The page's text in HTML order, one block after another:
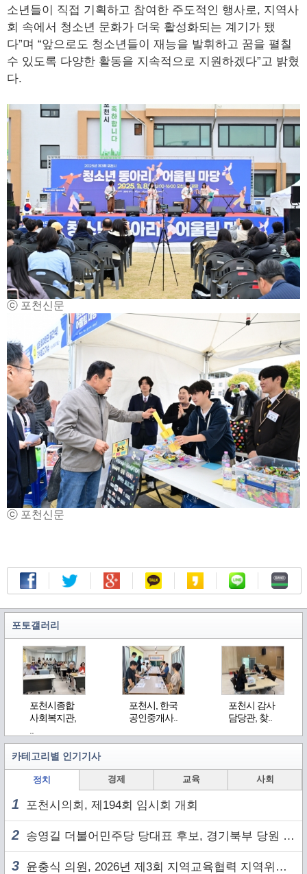
소년들이 직접 기획하고 참여한 주도적인 행사로, 지역사
회 속에서 청소년 문화가 더욱 활성화되는 계기가 됐
다”며 “앞으로도 청소년들이 재능을 발휘하고 꿈을 펼칠
수 있도록 다양한 활동을 지속적으로 지원하겠다”고 밝혔
다.
ⓒ 포천신문
ⓒ 포천신문
포토갤러리
포천시종합
사회복지관,
포천시, 한국
공인중개사..
포천시 감사
담당관, 찾..
카테고리별 인기기사
정치 경제 교육 사회
1 포천시의회, 제194회 임시회 개회
2 송영길 더불어민주당 당대표 후보, 경기북부 당원 및 2030 세대와 ‘소통 행보’
3 윤충식 의원, 2026년 제3회 지역교육협력 지역위원회 주재